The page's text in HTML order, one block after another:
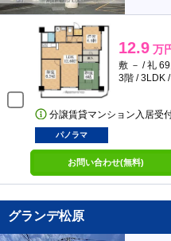
12.9 万
敷 － / 礼
3階 / 3LDK
分譲賃貸マンション入居受
パノラマ
お問い合わせ(無料)
グランデ松原